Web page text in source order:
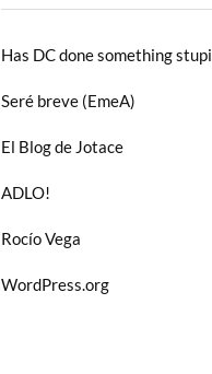
Has DC done something
Seré breve (EmeA)
El Blog de Jotace
ADLO!
Rocío Vega
WordPress.org